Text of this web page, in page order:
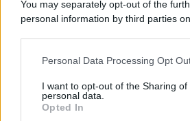
You may separately opt-out of the
personal information by third parties
This information may also be
disclose it to other third parties.
Please note that this website/app uses
Personal Data Processing Opt
I want to opt-out of the Sharing of
personal data.
Opted In